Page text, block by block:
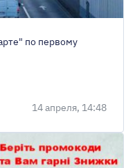
по первому
14 апреля, 14:48